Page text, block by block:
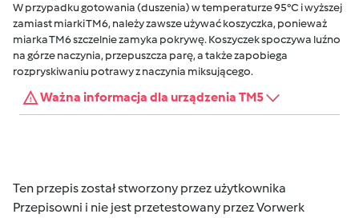
W przypadku gotowania (duszenia) w temperaturze 95°C i wyższej
zamiast miarki TM6, należy zawsze używać koszyczka, ponieważ
miarka TM6 szczelnie zamyka pokrywę. Koszyczek spoczywa luźno
na górze naczynia, przepuszcza parę, a także zapobiega
rozpryskiwaniu potrawy z naczynia miksującego.
Ważna informacja dla urządzenia TM5
Ten przepis został stworzony przez użytkownika
Przepisowni i nie jest przetestowany przez Vorwerk